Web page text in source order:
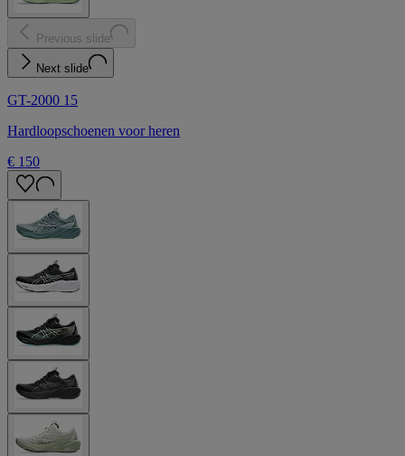
Previous slide
Next slide
GT-2000 15
Hardloopschoenen voor heren
€ 150